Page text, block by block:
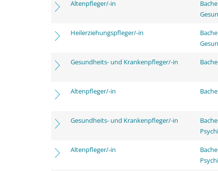
Altenpfleger/-in
Heilerziehungspfleger/-in
Gesundheits- und Krankenpfleger/-in
Altenpfleger/-in
Gesundheits- und Krankenpfleger/-in
Altenpfleger/-in